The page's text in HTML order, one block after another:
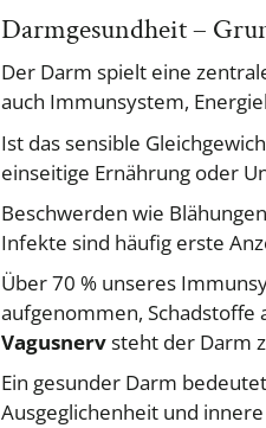
Darmgesundheit –
Der Darm spielt eine
auch Immunsystem,
Ist das sensible
einseitige Ernährung oder
Beschwerden wie
Infekte sind häufig erste
Über 70 % unseres
aufgenommen, Schadstoffe
Vagusnervsteht der Darm
Ein gesunder Darm
Ausgeglichenheit und